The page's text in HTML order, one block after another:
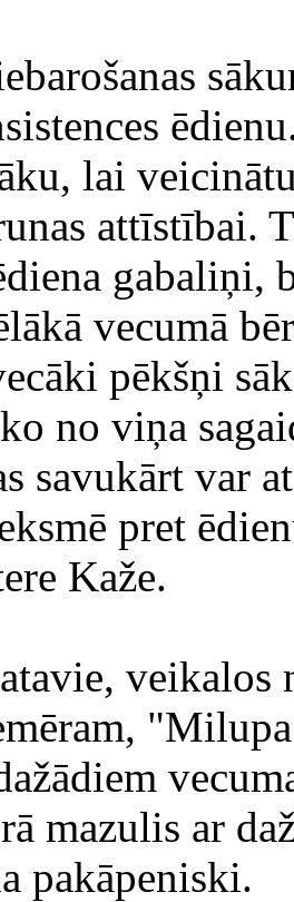
lai
attīstībai.
gabaliņi,
vecumā
pēkšņi
no viņa
savukārt var
pret
Kaže.
veikalos
mazulis ar
pakāpeniski.